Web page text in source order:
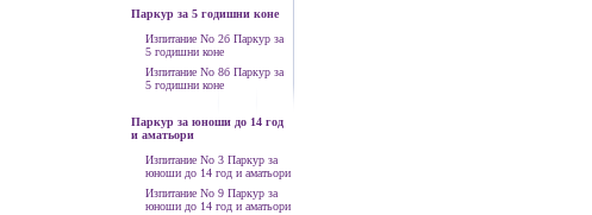
Паркур за 5 годишни коне
Изпитание No 2б Паркур за
5 годишни коне
Изпитание No 8б Паркур за
5 годишни коне
Паркур за юноши до 14 год
и аматьори
Изпитание No 3 Паркур за
юноши до 14 год и аматьори
Изпитание No 9 Паркур за
юноши до 14 год и аматьори